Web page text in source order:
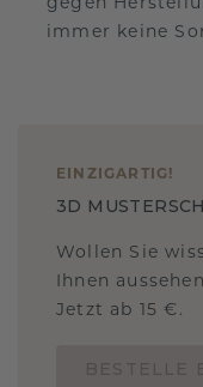
gegen
immer keine
EINZIGARTIG !
3D
Wollen Sie
Ihnen
Jetzt ab 15 €.